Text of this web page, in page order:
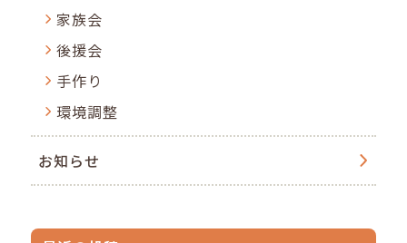
家族会
後援会
手作り
環境調整
お知らせ